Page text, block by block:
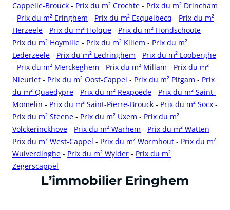
Cappelle-Brouck - Prix du m² Crochte - Prix du m² Drincham
- Prix du m² Eringhem - Prix du m² Esquelbecq - Prix du m²
Herzeele - Prix du m² Holque - Prix du m² Hondschoote -
Prix du m² Hoymille - Prix du m² Killem - Prix du m²
Lederzeele - Prix du m² Ledringhem - Prix du m² Looberghe
- Prix du m² Merckeghem - Prix du m² Millam - Prix du m²
Nieurlet - Prix du m² Oost-Cappel - Prix du m² Pitgam - Prix
du m² Quaëdypre - Prix du m² Rexpoëde - Prix du m² Saint-
Momelin - Prix du m² Saint-Pierre-Brouck - Prix du m² Socx -
Prix du m² Steene - Prix du m² Uxem - Prix du m²
Volckerinckhove - Prix du m² Warhem - Prix du m² Watten -
Prix du m² West-Cappel - Prix du m² Wormhout - Prix du m²
Wulverdinghe - Prix du m² Wylder - Prix du m²
Zegerscappel
cliquer pour afficher plus du text
L’immobilier Eringhem